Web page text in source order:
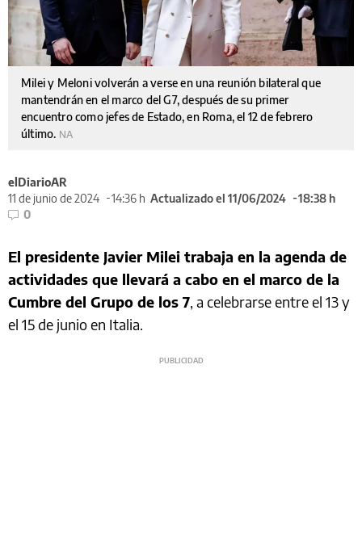
Milei y Meloni volverán a verse en una reunión bilateral que
mantendrán en el marco del G7, después de su primer
encuentro como jefes de Estado, en Roma, el 12 de febrero
último. NA
elDiarioAR
11 de junio de 2024
14:36 h Actualizado el 11/06/2024
18:38 h
0
El presidente Javier Milei trabaja en la agenda de
actividades que llevará a cabo en el marco de la
Cumbre del Grupo de los 7, a celebrarse entre el 13 y
el 15 de junio en Italia.